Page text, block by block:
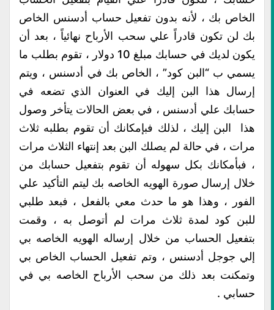
الخاص بك ، لأنه بدون تفعيل حساب أدسنس الخاص
بك لن تكون قادراً علي سحب الأرباح نهائياً ، بعد أن
يكون لديك في حسابك مبلغ 10 دولار ، تقوم بطلب ما
يسمي ب “البن كود” ، الخاص بك في أدسنس ، ويتم
إرسال هذا البن إليك في العنوان الذي تضعه في
حسابك علي أدسنس ، في بعض الحالات يتأخر وصول
هذا البن إليك ، لذلك فبإمكانك أن تقوم بطلبه ثلاث
مرات ، في حالة لم يصلك البن بعد إنتهاء الثلاث مرات
، فبأمكانك بكل سهوله أن تقوم بتفعيل حسابك من
خلال إرسال صورة الهويه الخاصه بك ليتم التأكيد علي
الفور ، وهذا هو ما حدث معي بالفعل ، فبعد طلبي
للبن كود لمدة ثلاث مرات لم أتوصل به ، وقمت
بتفعيل الحساب من خلال إرساله الهويه الخاصه بي
إلي جوجل أدسنس ، وتم تفعيل الحساب الخاص بي
وتمكنت بعد ذلك من سحب الأرباح الخاصه بي في
حسابي .